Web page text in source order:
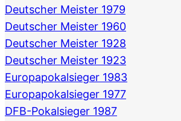
Deutscher Meister 1979
Deutscher Meister 1960
Deutscher Meister 1928
Deutscher Meister 1923
Europapokalsieger 1983
Europapokalsieger 1977
DFB-Pokalsieger 1987